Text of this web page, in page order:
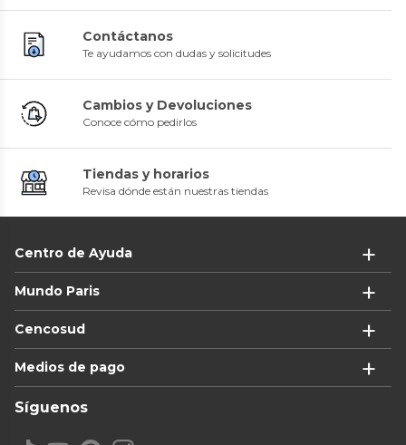
Contáctanos
Te ayudamos con dudas y solicitudes
Cambios y Devoluciones
Conoce cómo pedirlos
Tiendas y horarios
Revisa dónde están nuestras tiendas
Centro de Ayuda
Mundo Paris
Cencosud
Medios de pago
Síguenos